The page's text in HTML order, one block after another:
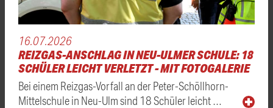
16.07.2026
REIZGAS-ANSCHLAG IN NEU-ULMER SCHULE: 18
SCHÜLER LEICHT VERLETZT - MIT FOTOGALERIE
Bei einem Reizgas-Vorfall an der Peter-Schöllhorn-
Mittelschule in Neu-Ulm sind 18 Schüler leicht …